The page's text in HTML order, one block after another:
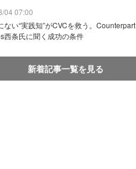
04 07:00
ない“実践知”がCVCを救う。Counterpart
西条氏に聞く成功の条件
新着記事一覧を見る